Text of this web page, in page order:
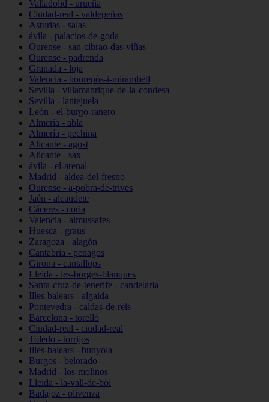
Valladolid - urueña
Ciudad-real - valdepeñas
Asturias - salas
ávila - palacios-de-goda
Ourense - san-cibrao-das-viñas
Ourense - padrenda
Granada - loja
Valencia - bonrepòs-i-mirambell
Sevilla - villamanrique-de-la-condesa
Sevilla - lantejuela
León - el-burgo-ranero
Almería - abla
Almería - pechina
Alicante - agost
Alicante - sax
ávila - el-arenal
Madrid - aldea-del-fresno
Ourense - a-pobra-de-trives
Jaén - alcaudete
Cáceres - coria
Valencia - almussafes
Huesca - graus
Zaragoza - alagón
Cantabria - penagos
Girona - cantallops
Lleida - les-borges-blanques
Santa-cruz-de-tenerife - candelaria
Illes-balears - algaida
Pontevedra - caldas-de-reis
Barcelona - torelló
Ciudad-real - ciudad-real
Toledo - torrijos
Illes-balears - bunyola
Burgos - belorado
Madrid - los-molinos
Lleida - la-vall-de-boí
Badajoz - olivenza